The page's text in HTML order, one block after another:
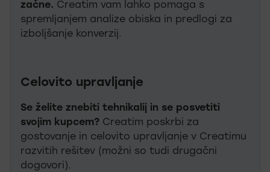
začne. Creatim vam lahko pomaga s
spremljanjem analize obiska in predlogi za
izboljšanje konverzij.
Celovito upravljanje
Se želite znebiti tehnikalij in se posvetiti
svojim kupcem?Creatim poskrbi za
gostovanje in celovito upravljanje v Creatimu
razvitih rešitev (možni so tudi drugačni
dogovori).